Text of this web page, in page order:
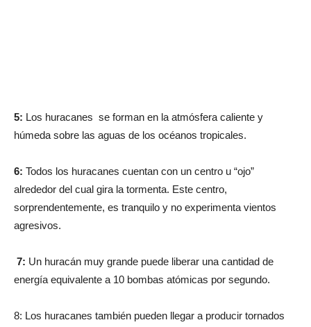
5: Los huracanes se forman en la atmósfera caliente y
húmeda sobre las aguas de los océanos tropicales.
6: Todos los huracanes cuentan con un centro u “ojo”
alrededor del cual gira la tormenta. Este centro,
sorprendentemente, es tranquilo y no experimenta vientos
agresivos.
7: Un huracán muy grande puede liberar una cantidad de
energía equivalente a 10 bombas atómicas por segundo.
8: Los huracanes también pueden llegar a producir tornados